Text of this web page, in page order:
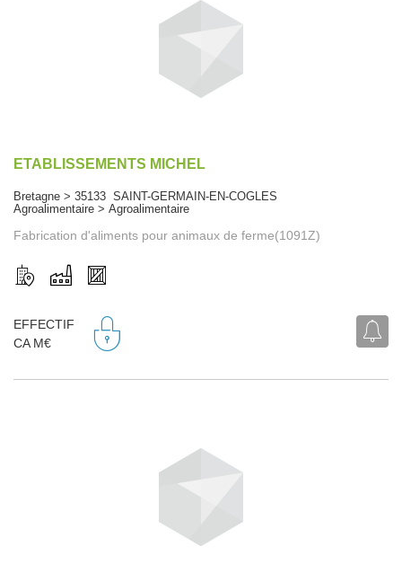
ETABLISSEMENTS MICHEL
Bretagne > 35133 SAINT-GERMAIN-EN-COGLES
Agroalimentaire > Agroalimentaire
Fabrication d'aliments pour animaux de ferme(1091Z)
EFFECTIF
CA M€